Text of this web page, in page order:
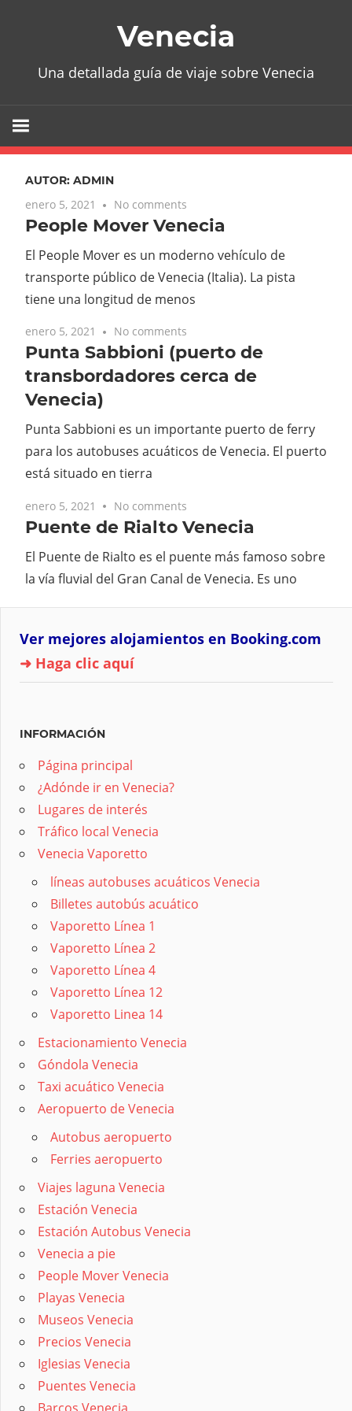
Venecia
Una detallada guía de viaje sobre Venecia
AUTOR: ADMIN
enero 5, 2021 No comments
People Mover Venecia
El People Mover es un moderno vehículo de
transporte público de Venecia (Italia). La pista
tiene una longitud de menos
enero 5, 2021 No comments
Punta Sabbioni (puerto de
transbordadores cerca de
Venecia)
Punta Sabbioni es un importante puerto de ferry
para los autobuses acuáticos de Venecia. El puerto
está situado en tierra
enero 5, 2021 No comments
Puente de Rialto Venecia
El Puente de Rialto es el puente más famoso sobre
la vía fluvial del Gran Canal de Venecia. Es uno
Ver mejores alojamientos en Booking.com
➜ Haga clic aquí
INFORMACIÓN
Página principal
¿Adónde ir en Venecia?
Lugares de interés
Tráfico local Venecia
Venecia Vaporetto
líneas autobuses acuáticos Venecia
Billetes autobús acuático
Vaporetto Línea 1
Vaporetto Línea 2
Vaporetto Línea 4
Vaporetto Línea 12
Vaporetto Linea 14
Estacionamiento Venecia
Góndola Venecia
Taxi acuático Venecia
Aeropuerto de Venecia
Autobus aeropuerto
Ferries aeropuerto
Viajes laguna Venecia
Estación Venecia
Estación Autobus Venecia
Venecia a pie
People Mover Venecia
Playas Venecia
Museos Venecia
Precios Venecia
Iglesias Venecia
Puentes Venecia